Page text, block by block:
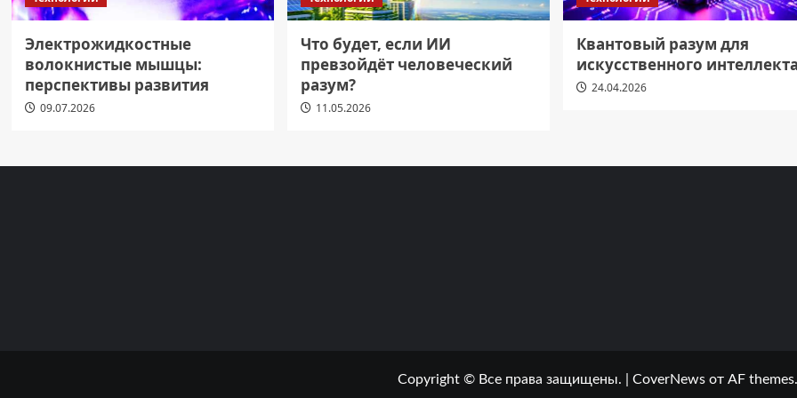
Электрожидкостные
волокнистые мышцы:
перспективы развития
09.07.2026
Что будет, если ИИ
превзойдёт человеческий
разум?
11.05.2026
Квантовый разум для
искусственного
24.04.2026
Copyright © Все права защищены. CoverNews от AF themes.